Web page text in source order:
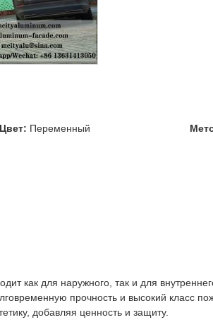
Цвет: Переменный
как для наружного, так и для
прочность и высокий класс
добавляя ценность и защиту.